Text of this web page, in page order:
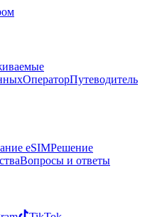
ОператорПутеводитель
eSIMРешение
Вопросы и ответы